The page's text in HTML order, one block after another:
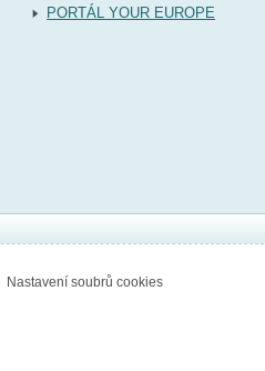
PORTÁL YOUR EUROPE
Nastavení soubrů cookies